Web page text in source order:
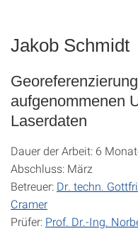
Jakob Schmidt
aufgenommenen
Laserdaten
Dauer der Arbeit: 6
Abschluss: März
Betreuer: Dr. techn.
Cramer
Prüfer: Prof. Dr.-Ing.